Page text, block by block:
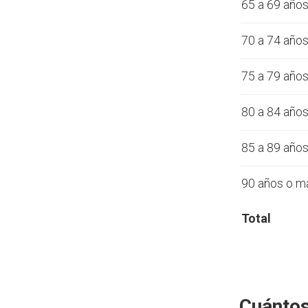
65 a 69 años
70 a 74 años
75 a 79 años
80 a 84 años
85 a 89 años
90 años o
Total